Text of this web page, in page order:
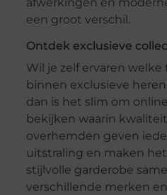
een groot verschil.
Ontdek exclusieve
Wil je zelf ervaren
binnen exclusieve
dan is het slim om
bekijken waarin
overhemden geven
uitstraling en maken
stijlvolle garderobe
verschillende merken